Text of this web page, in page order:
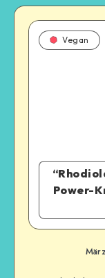
Power-
Vegan